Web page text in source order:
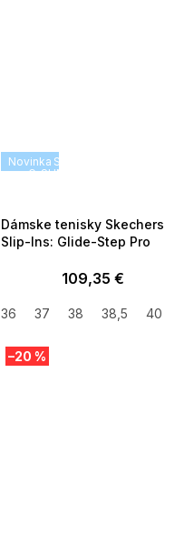
Novinka SUMMER SALE -35% ?
Dámske tenisky Skechers
Slip-Ins: Glide-Step Pro
109,35 €
36 37 38 38,5 40
–20 %